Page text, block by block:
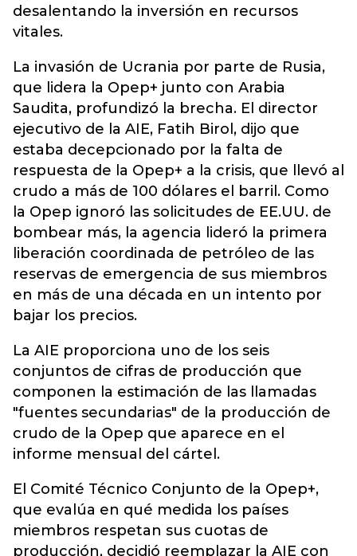
desalentando la inversión en recursos
vitales.
La invasión de Ucrania por parte de Rusia,
que lidera la Opep+ junto con Arabia
Saudita, profundizó la brecha. El director
ejecutivo de la AIE, Fatih Birol, dijo que
estaba decepcionado por la falta de
respuesta de la Opep+ a la crisis, que llevó al
crudo a más de 100 dólares el barril. Como
la Opep ignoró las solicitudes de EE.UU. de
bombear más, la agencia lideró la primera
liberación coordinada de petróleo de las
reservas de emergencia de sus miembros
en más de una década en un intento por
bajar los precios.
La AIE proporciona uno de los seis
conjuntos de cifras de producción que
componen la estimación de las llamadas
"fuentes secundarias" de la producción de
crudo de la Opep que aparece en el
informe mensual del cártel.
El Comité Técnico Conjunto de la Opep+,
que evalúa en qué medida los países
miembros respetan sus cuotas de
producción, decidió reemplazar la AIE con